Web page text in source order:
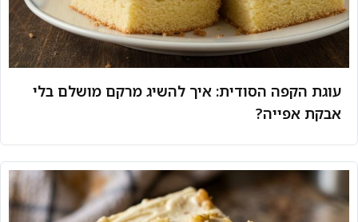
עוגת הקפה הסודית: איך להשיג מרקם מושלם בלי
אבקת אפייה?